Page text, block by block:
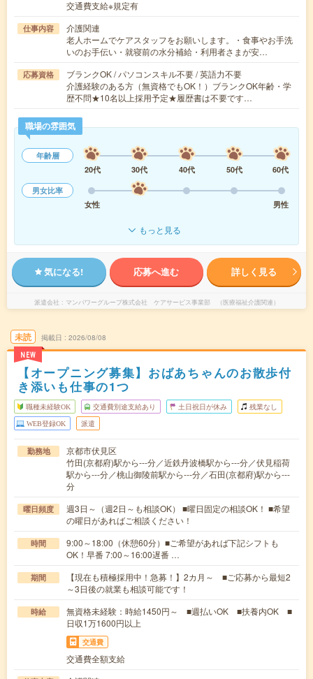
交通費支給※規定有
仕事内容
介護関連
老人ホームでケアスタッフをお願いします。・食事やお手洗
いのお手伝い・就寝前の水分補給・利用者さまが安…
応募資格
ブランクOK / パソコンスキル不要 / 英語力不要
介護経験のある方（無資格でもOK！）ブランクOK年齢・学
歴不問★10名以上採用予定★履歴書は不要です…
職場の雰囲気
年齢層
20代
30代 40代 50代
60代
男女比率
女性
男性
もっと見る
気になる! 応募へ進む 詳しく見る
派遣会社 マンパワーグループ株式会社 ケアサービス事業部 （医療福祉介護関連）
未読
NEW
掲載日 2026/08/08
【オープニング募集】おばあちゃんのお散歩付
き添いも仕事の1つ
職種未経験OK 交通費別途支給あり 土日祝日が休み 残業なし
WEB登録OK 派遣
勤務地
京都市伏見区
竹田(京都府)駅から---分／近鉄丹波橋駅から---分／伏見稲荷
駅から---分／桃山御陵前駅から---分／石田(京都府)駅から---
分
曜日頻度
週3日～（週2日～も相談OK） ■曜日固定の相談OK！ ■希望
の曜日があればご相談ください！
時間
9:00～18:00（休憩60分）■ご希望があれば下記シフトも
OK！早番 7:00～16:00遅番 …
期間
【現在も積極採用中！急募！】2カ月～ ■ご応募から最短2
～3日後の就業も相談可能です！
時給
無資格未経験：時給1450円～ ■週払いOK ■扶養内OK ■
日収1万1600円以上
交通費
交通費全額支給